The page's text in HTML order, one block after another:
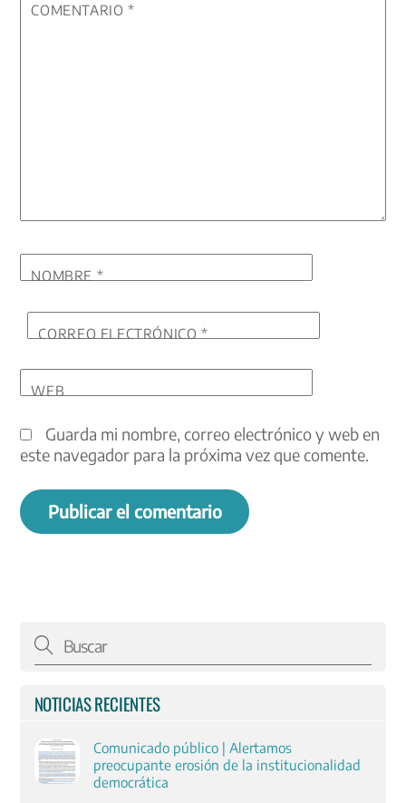
COMENTARIO*
NOMBRE *
CORREO ELECTRÓNICO*
WEB
Guarda mi nombre, correo electrónico y web en
este navegador para la próxima vez que comente.
NOTICIAS RECIENTES
Comunicado público | Alertamos
preocupante erosión de la institucionalidad
democrática